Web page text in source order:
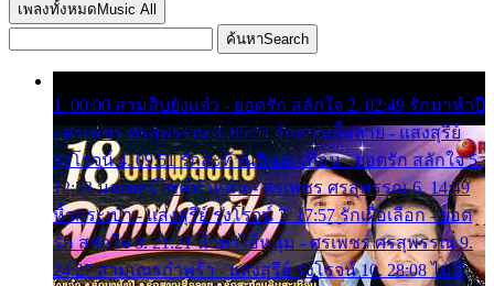
เพลงทั้งหมด Music All
ค้นหาSearch
1. 00:00 สามสิบยังแจ๋ว - ยอดรัก สลักใจ 2. 02:49 รักมาห้าปี
- ศรเพชร ศรสุพรรณ 3. 05:57 รักสาวเสื้อลาย - แสงสุรีย์
รุ่งโรจน์ 4. 09:51 รักสะท้านดินสะเทือน - ยอดรัก สลักใจ 5.
12:23 มอเตอร์ไซค์ทำหล่น - ศรเพชร ศรสุพรรณ 6. 14:49
หิ้วกระเป๋า - แสงสุรีย์ รุ่งโรจน์ 7. 17:57 รักเผื่อเลือก - ยอด
รัก สลักใจ 8. 21:21 น้ำตาไอ้หนุ่ม - ศรเพชร ศรสุพรรณ 9.
24:27 สามเณรกำพร้า - แสงสุรีย์ รุ่งโรจน์ 10. 28:08 ไม่มี